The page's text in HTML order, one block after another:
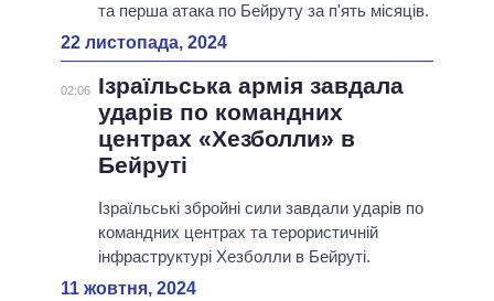
та перша атака по Бейруту за п'ять місяців.
22 листопада, 2024
02:06
Ізраїльська армія завдала
ударів по командних
центрах «Хезболли» в
Бейруті
Ізраїльські збройні сили завдали ударів по
командних центрах та терористичній
інфраструктурі Хезболли в Бейруті.
11 жовтня, 2024